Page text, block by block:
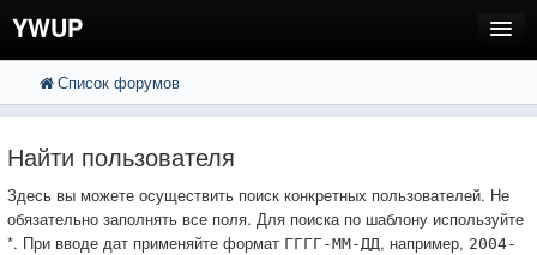
YWUP
FAQ
Вход
Список форумов
Найти пользователя
Здесь вы можете осуществить поиск конкретных пользователей. Не
обязательно заполнять все поля. Для поиска по шаблону используйте
*. При вводе дат применяйте формат ГГГГ-ММ-ДД, например, 2004-